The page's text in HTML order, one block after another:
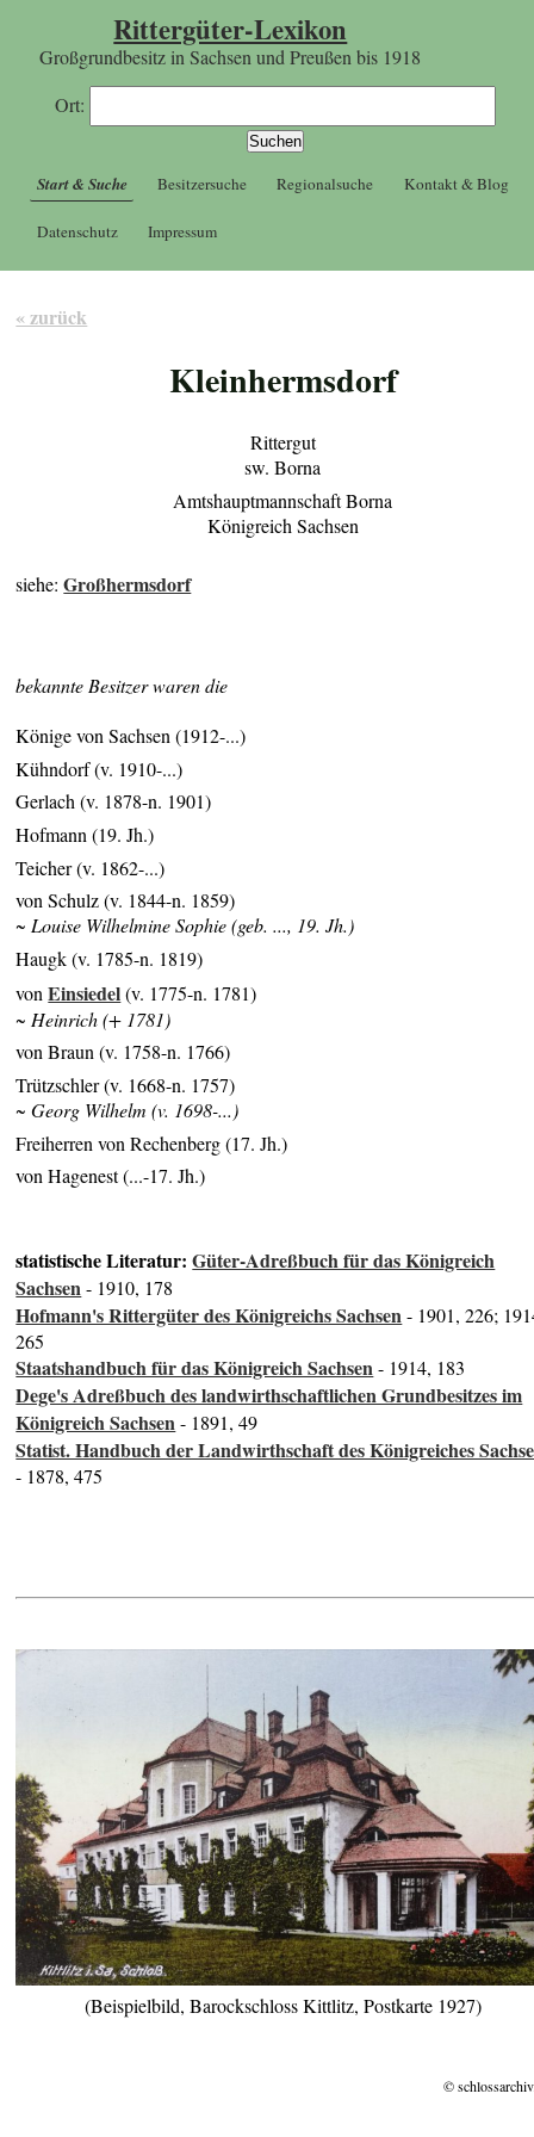
Rittergüter-Lexikon
Großgrundbesitz in Sachsen und Preußen bis 1918
Ort:
Start & Suche Besitzersuche Regionalsuche Kontakt & Blog
Datenschutz Impressum
« zurück
Kleinhermsdorf
Rittergut
sw. Borna
Amtshauptmannschaft Borna
Königreich Sachsen
siehe:Großhermsdorf
bekannte Besitzer waren die
Könige von Sachsen (1912-...)
Kühndorf (v. 1910-...)
Gerlach (v. 1878-n. 1901)
Hofmann (19. Jh.)
Teicher (v. 1862-...)
von Schulz (v. 1844-n. 1859)
~ Louise Wilhelmine Sophie (geb. ..., 19. Jh.)
Haugk (v. 1785-n. 1819)
vonEinsiedel(v. 1775-n. 1781)
~ Heinrich (+ 1781)
von Braun (v. 1758-n. 1766)
Trützschler (v. 1668-n. 1757)
~ Georg Wilhelm (v. 1698-...)
Freiherren von Rechenberg (17. Jh.)
von Hagenest (...-17. Jh.)
statistische Literatur:Güter-Adreßbuch für das Königreich
Sachsen- 1910, 178
Hofmann's Rittergüter des Königreichs Sachsen- 1901, 226;
265
Staatshandbuch für das Königreich Sachsen- 1914, 183
Dege's Adreßbuch des landwirthschaftlichen Grundbesitzes im
Königreich Sachsen- 1891, 49
Statist. Handbuch der Landwirthschaft des Königreiches
- 1878, 475
(Beispielbild, Barockschloss Kittlitz, Postkarte 1927)
©